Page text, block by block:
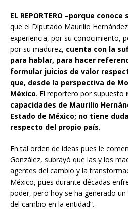
EL REPORTERO –porque conoce
que el Diputado Maurilio
experiencia, por su conocimiento,
por su madurez, cuenta con la
para hablar, para hacer
formular juicios de valor
que, desde la perspectiva de
México. El reportero por supuesto
capacidades de Maurilio
Estado de México; no tiene
respecto del propio país.
En tal orden de ideas pues le
González, subrayó que las y los
agentes del cambio y la
México, pues durante décadas
poder, pero hoy se ha generado
del cambio en la entidad”.